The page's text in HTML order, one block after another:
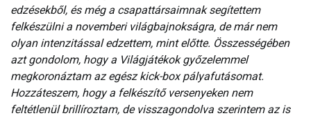
edzésekből, és még a csapattársaimnak segítettem
felkészülni a novemberi világbajnokságra, de már nem
olyan intenzitással edzettem, mint előtte. Összességében
azt gondolom, hogy a Világjátékok győzelemmel
megkoronáztam az egész kick-box pályafutásomat.
Hozzáteszem, hogy a felkészítő versenyeken nem
feltétlenül brillíroztam, de visszagondolva szerintem az is